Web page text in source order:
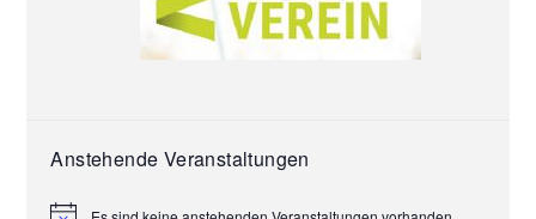
Anstehende Veranstaltungen